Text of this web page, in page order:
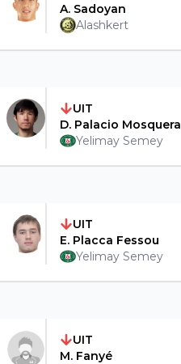
UIT
M. Fanyé
UIT
E. Placca Fessou
Yelimay Semey
UIT
D. Palacio Mosquera
Yelimay Semey
A. Sadoyan
Alashkert